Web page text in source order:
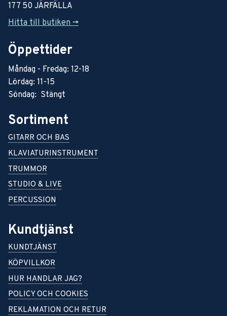
177 50 JÄRFÄLLA
Hitta till butiken ->
Öppettider
Måndag - Fredag: 12-18
Lördag: 11-15
Söndag: Stängt
Sortiment
GITARR OCH BAS
KLAVIATURINSTRUMENT
TRUMMOR
STUDIO & LIVE
PERCUSSION
Kundtjänst
KUNDTJÄNST
KÖPVILLKOR
HUR HANDLAR JAG?
POLICY OCH COOKIES
REKLAMATION OCH RETUR